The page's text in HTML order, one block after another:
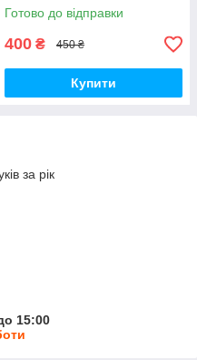
Готово до відправки
400 ₴ 450 ₴
Купити
за рік
15:00